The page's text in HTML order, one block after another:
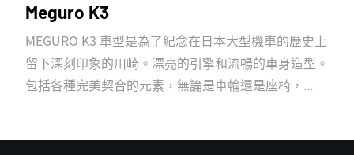
Meguro K3
MEGURO K3 車型是為了紀念在日本大型機車的歷史上
留下深刻印象的川崎。漂亮的引擎和流暢的車身造型。
包括各種完美契合的元素，無論是車輪還是座椅，...